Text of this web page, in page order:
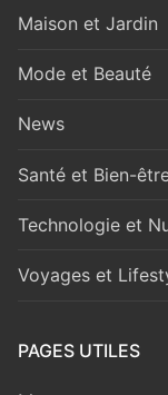
Maison et Jardin
Mode et Beauté
News
Santé et Bien-
Technologie et
Voyages et
PAGES UTILES